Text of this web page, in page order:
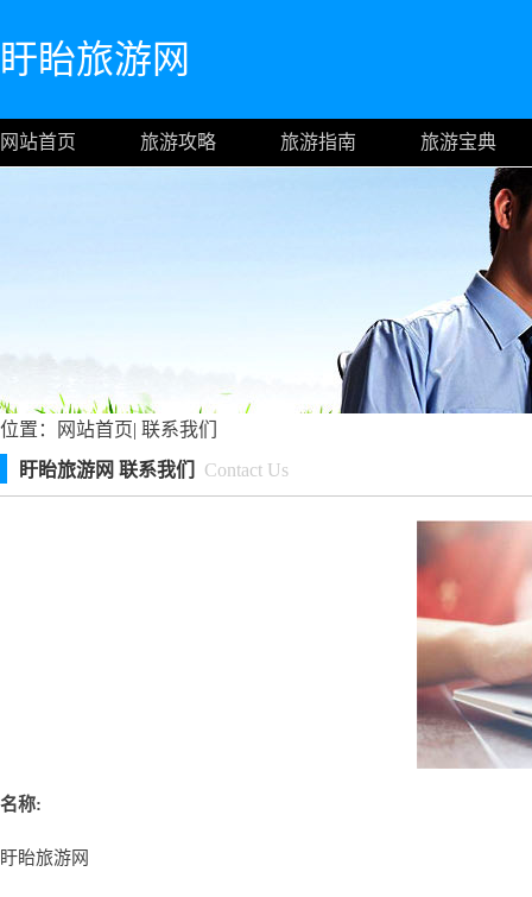
盱眙旅游网
网站首页 旅游攻略 旅游指南 旅游宝典
位置： 网站首页| 联系我们
盱眙旅游网 联系我们
Contact Us
名称:
盱眙旅游网